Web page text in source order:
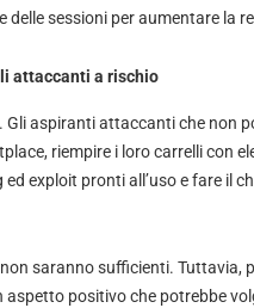
sessioni per aumentare la
attaccanti a rischio
Gli aspiranti attaccanti che non
riempire i loro carrelli con
exploit pronti all’uso e fare il
saranno sufficienti. Tuttavia,
positivo che potrebbe